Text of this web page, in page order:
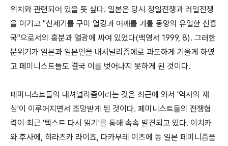
위치와 관련되어 있을 듯 싶다. 일본은 당시 청일전쟁과 러일전쟁
을 이기고 "신세기를 구미 열강과 어깨를 겨룰 동양의 유일한 신흥
국"으로서의 흥분과 열광에 싸여 있었다(백영서 1999, 8). 그러한
분위기가 일본과 일본인을 내셔널리즘에로 과도하게 기울게 하였
고 페미니스트들도 결국 이를 벗어나지 못하게 된 것이다.
페미니스트들의 내셔널리즘이라는 것은 최근에 와서 '역사의 재
심'이 이루어지면서 조망받게 된 것이다. 페미니스트들의 전쟁협
력이 최근 '텍스트 다시 읽기'를 통해 속속 발견되고 있다. 이치카
와 후사에, 히라츠카 라이쵸, 다카무레 이츠에 등 일본 페미니즘을